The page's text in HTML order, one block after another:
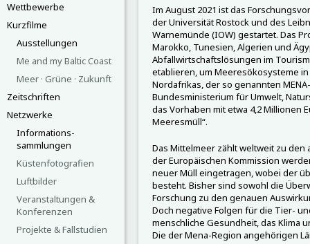
Wettbewerbe
Kurzfilme
Ausstellungen
Me and my Baltic Coast
Meer · Grüne · Zukunft
Zeitschriften
Netzwerke
Informations-
sammlungen
Küstenfotografien
Luftbilder
Veranstaltungen &
Konferenzen
Projekte & Fallstudien
Im August 2021 ist das
der Universität Rostock und des
Warnemünde (IOW) gestartet. Das
Marokko, Tunesien, Algerien und
Abfallwirtschaftslösungen im
etablieren, um Meeresökosysteme
Nordafrikas, der so genannten
Bundesministerium für Umwelt,
das Vorhaben mit etwa 4,2 Millionen
Meeresmüll“.
Das Mittelmeer zählt weltweit zu
der Europäischen Kommission
neuer Müll eingetragen, wobei der
besteht. Bisher sind sowohl die
Forschung zu den genauen
Doch negative Folgen für die Tier-
menschliche Gesundheit, das Klima
Die der Mena-Region angehörigen